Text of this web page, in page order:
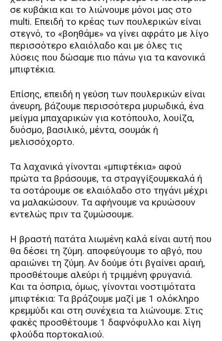
σε κυβάκια και το λιώνουμε μόνοι μας στο
multi. Eπειδή το κρέας των πουλερικών είναι
στεγνό, το «βοηθάμε» να γίνει αφράτο με λίγο
περισσότερο ελαιόλαδο και με όλες τις
λύσεις που δώσαμε πιο πάνω για τα κανονικά
μπιφτέκια.
Eπίσης, επειδή η γεύση των πουλερικών είναι
άνευρη, βάζουμε περισσότερα μυρωδικά, ένα
μείγμα μπαχαρικών για κοτόπουλο, λουίζα,
δυόσμο, βασιλικό, μέντα, σουμάκ ή
μελισσόχορτο.
Τα λαχανικά γίνονται «μπιφτέκια» αφού
πρώτα τα βράσουμε, τα στραγγίξουμεκαλά ή
τα σοτάρουμε σε ελαιόλαδο στο τηγάνι μέχρι
να μαλακώσουν. Τα αφήνουμε να κρυώσουν
εντελώς πριν τα ζυμώσουμε.
H βραστή πατάτα λιωμένη καλά είναι αυτή που
θα δέσει τη ζύμη. αποφεύγουμε το αβγό, που
αραιώνει τη ζύμη. Aν δούμε ότι βγαίνει αραιή,
προσθέτουμε αλεύρι ή τριμμένη φρυγανιά.
Και τα όσπρια, όμως, γίνονται νοστιμότατα
μπιφτέκια: Τα βράζουμε μαζί με 1 ολόκληρο
κρεμμύδι και στη συνέχεια τα λιώνουμε. Στις
φακές προσθέτουμε 1 δαφνόφυλλο και λίγη
φλούδα πορτοκαλιού.